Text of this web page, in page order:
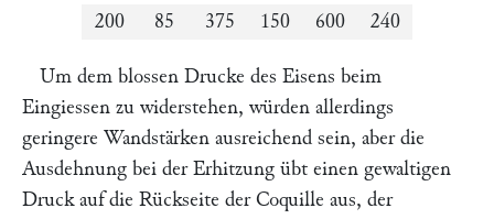
200
85 375 150 600 240
Um dem blossen Drucke des Eisens beim
Eingiessen zu widerstehen, würden allerdings
geringere Wandstärken ausreichend sein, aber die
Ausdehnung bei der Erhitzung übt einen gewaltigen
Druck auf die Rückseite der Coquille aus, der